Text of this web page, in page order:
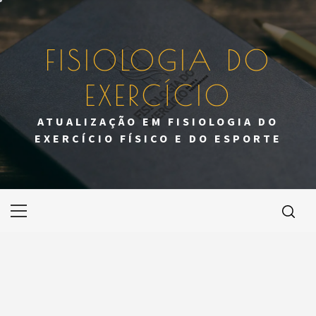
to
content
FISIOLOGIA DO
EXERCÍCIO
ATUALIZAÇÃO EM FISIOLOGIA DO
EXERCÍCIO FÍSICO E DO ESPORTE
Primary